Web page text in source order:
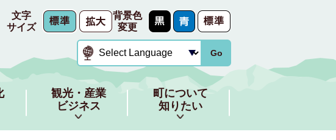
文字
サイズ
背景色
変更
Go
観光・産業
ビジネス
町について
知りたい